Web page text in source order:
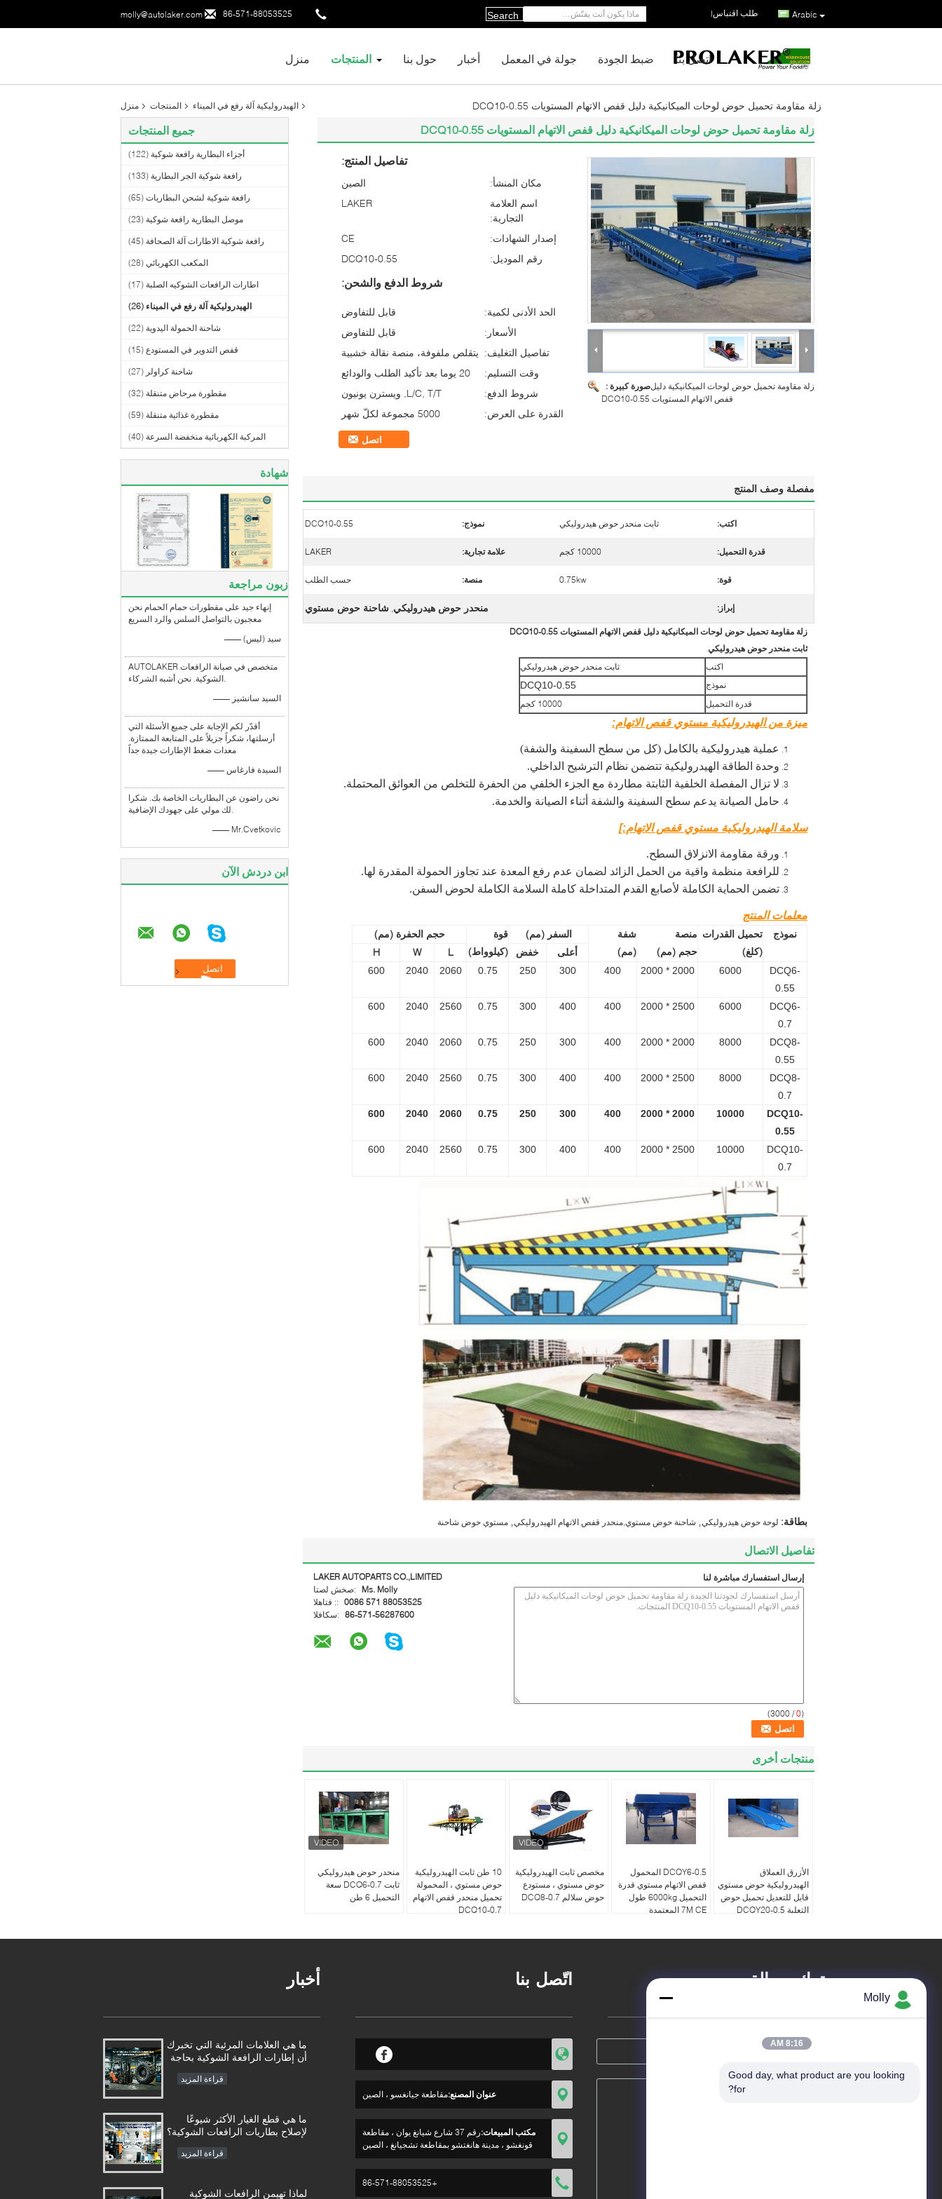
molly@autolaker.com 86-571-88053525 Arabic طلب اقتباس|
Search
منزل المنتجات حول بنا أخبار جولة في المعمل ضبط الجودة اتصل بنا
منزل المنتجات الهيدروليكية آلة رفع في الميناء زلة مقاومة تحميل حوض لوحات الميكانيكية دليل قفص الاتهام المستويات DCQ10-0.55
جميع المنتجات
أجزاء البطارية رافعة شوكية (122)
رافعة شوكية الجر البطارية (133)
رافعة شوكية لشحن البطاريات (65)
موصل البطارية رافعة شوكية (23)
رافعة شوكية الاطارات آلة الصحافة (45)
المكعب الكهربائي (28)
اطارات الرافعات الشوكيه الصلبة (17)
الهيدروليكية آلة رفع في الميناء (26)
شاحنة الحمولة اليدوية (22)
قفص التدوير في المستودع (15)
شاحنة كراولر (27)
مقطورة مرحاض متنقلة (32)
مقطورة غذائية متنقلة (59)
المركبة الكهربائية منخفضة السرعة (40)
شهادة
زبون مراجعة
إنهاء جيد على مقطورات حمام الحمام نحن
معجبون بالتواصل السلس والرد السريع
—— سيد (ليس)
AUTOLAKER متخصص في صيانة الرافعات
الشوكية. نحن أشبه الشركاء.
—— السيد سانشيز
أقدّر لكم الإجابة على جميع الأسئلة التي
أرسلتها، شكراً جزيلاً على المتابعة الممتازة.
معدات ضغط الإطارات جيدة جداً
—— السيدة فارغاس
نحن راضون عن البطاريات الخاصة بك. شكرا
لك مولي على جهودك الإضافية.
—— Mr.Cvetkovic
ابن دردش الآن
زلة مقاومة تحميل حوض لوحات الميكانيكية دليل قفص الاتهام المستويات DCQ10-0.55
صورة كبيرة :زلة مقاومة تحميل حوض لوحات الميكانيكية دليل
قفص الاتهام المستويات DCQ10-0.55
تفاصيل المنتج:
مكان المنشأ:
الصين
اسم العلامة
التجارية:
LAKER
إصدار الشهادات:
CE
رقم الموديل:
DCQ10-0.55
شروط الدفع والشحن:
الحد الأدنى لكمية:
قابل للتفاوض
الأسعار:
قابل للتفاوض
تفاصيل التغليف: يتقلص ملفوفة، منصة نقالة خشبية
وقت التسليم:
20 يوما بعد تأكيد الطلب والودائع
شروط الدفع:
L/C, T/T, ويسترن يونيون
القدرة على العرض:
5000 مجموعة لكلّ شهر
اتصل
مفصلة وصف المنتج
اكتب: ثابت منحدر حوض هيدروليكي نموذج: DCQ10-0.55
قدرة التحميل: 10000 كجم علامة تجارية: LAKER
قوة: 0.75kw منصة: حسب الطلب
إبراز: منحدر حوض هيدروليكي, شاحنة حوض مستوي
زلة مقاومة تحميل حوض لوحات الميكانيكية دليل قفص الاتهام المستويات DCQ10-0.55
ثابت منحدر حوض هيدروليكي
اكتب
ثابت منحدر حوض هيدروليكي
نموذج
DCQ10-0.55
قدرة التحميل 10000 كجم
ميزة من الهيدروليكية مستوي قفص الاتهام:
عملية هيدروليكية بالكامل (كل من سطح السفينة والشفة)
وحدة الطاقة الهيدروليكية تتضمن نظام الترشيح الداخلي.
لا تزال المفصلة الخلفية الثابتة مطاردة مع الجزء الخلفي من الحفرة للتخلص من العوائق المحتملة.
حامل الصيانة يدعم سطح السفينة والشفة أثناء الصيانة والخدمة.
سلامة الهيدروليكية مستوي قفص الاتهام:]
ورقة مقاومة الانزلاق السطح.
للرافعة منظمة واقية من الحمل الزائد لضمان عدم رفع المعدة عند تجاوز الحمولة المقدرة لها.
تضمن الحماية الكاملة لأصابع القدم المتداخلة كاملة السلامة الكاملة لحوض السفن.
معلمات المنتج
نموذج
تحميل القدرات
(كلغ)
منصة
حجم (مم)
شفة
(مم)
السفر (مم)
قوة
(كيلوواط)
حجم الحفرة (مم)
أعلى
خفض L
W
H
DCQ6-
0.55
6000
2000 * 2000
400
300
250
0.75
2060
2040
600
DCQ6-
0.7
6000
2500 * 2000
400
400
300
0.75
2560
2040
600
DCQ8-
0.55
8000
2000 * 2000
400
300
250
0.75
2060
2040
600
DCQ8-
0.7
8000
2500 * 2000
400
400
300
0.75
2560
2040
600
DCQ10-
0.55
10000
2000 * 2000
400
300
250
0.75
2060
2040
600
DCQ10-
0.7
10000
2500 * 2000
400
400
300
0.75
2560
2040
600
بطاقة: لوحة حوض هيدروليكي شاحنة حوض مستوي,منحدر قفص الاتهام الهيدروليكي مستوي حوض شاحنة
تفاصيل الاتصال
LAKER AUTOPARTS CO.,LIMITED
اتصل شخص:
Ms. Molly
الهاتف :: 0086 571 88053525
الفاكس: 86-571-56287600
إرسال استفسارك مباشرة لنا
(
0
/ 3000)
منتجات أخرى
منحدر حوض هيدروليكي
ثابت DCQ6-0.7 سعة
التحميل 6 طن
10 طن ثابت الهيدروليكية
حوض مستوي ، المحمولة
تحميل منحدر قفص الاتهام
DCQ10-0.7
مخصص ثابت الهيدروليكية
حوض مستوي ، مستودع
حوض سلالم DCQ8-0.7
DCQY6-0.5 المحمول
قفص الاتهام مستوي قدرة
التحميل 6000kg طول
7M CE المعتمدة
الأزرق العملاق
الهيدروليكية حوض مستوي
قابل للتعديل تحميل حوض
التعلية DCQY20-0.5
أخبار
ما هي العلامات المرئية التي تخبرك
أن إطارات الرافعة الشوكية بحاجة
قراءة المزيد
ما هي قطع الغيار الأكثر شيوعًا
لإصلاح بطاريات الرافعات الشوكية؟
قراءة المزيد
لماذا تهيمن الرافعات الشوكية
اتّصل بنا
عنوان المصنع:مقاطعة جيانغسو ، الصين
مكتب المبيعات:
رقم 37 شارع شيانغ يوان ، مقاطعة
قونغشو ، مدينة هانغتشو بمقاطعة تشجيانغ ، الصين
+86-571-88053525
ترك رسالة
Molly
8:16 AM
Good day, what product are you looking
for?